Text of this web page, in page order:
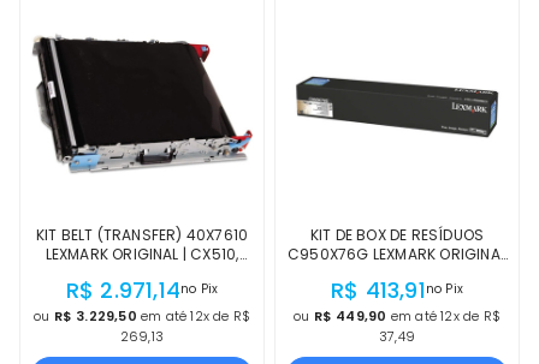
KIT BELT (TRANSFER) 40X7610
LEXMARK ORIGINAL | CX510,
CX510DE, CX417DE, CX410DE,
CX310N, CX410DN, CS410DN,
CS310N, CS510DE
R$ 2.971,14no Pix
ou R$ 3.229,50 em até 12x de R$
269,13
KIT DE BOX DE RESÍDUOS
C950X76G LEXMARK ORIGINAL
X954DHE, X952DTE, X950DE,
C950DE | PRODUTO OFICIAL
LEXMARK COM NF
R$ 413,91no Pix
ou R$ 449,90 em até 12x de R$
37,49